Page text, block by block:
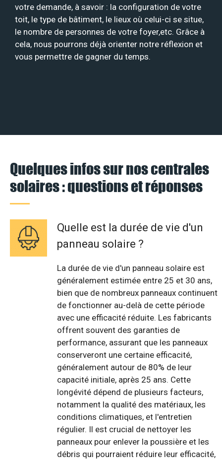
votre demande, à savoir : la configuration de votre
toit, le type de bâtiment, le lieux où celui-ci se situe,
le nombre de personnes de votre foyer,etc. Grâce à
cela, nous pourrons déjà orienter notre réflexion et
vous permettre de gagner du temps.
Quelques infos sur nos centrales
solaires : questions et réponses
Quelle est la durée de vie d'un
panneau solaire ?
La durée de vie d'un panneau solaire est
généralement estimée entre 25 et 30 ans,
bien que de nombreux panneaux continuent
de fonctionner au-delà de cette période
avec une efficacité réduite. Les fabricants
offrent souvent des garanties de
performance, assurant que les panneaux
conserveront une certaine efficacité,
généralement autour de 80% de leur
capacité initiale, après 25 ans. Cette
longévité dépend de plusieurs facteurs,
notamment la qualité des matériaux, les
conditions climatiques, et l'entretien
régulier. Il est crucial de nettoyer les
panneaux pour enlever la poussière et les
débris qui pourraient réduire leur efficacité,